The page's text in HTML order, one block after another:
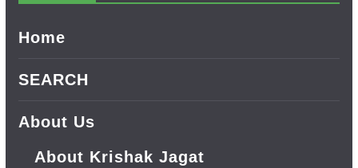
Home
SEARCH
About Us
About Krishak Jagat